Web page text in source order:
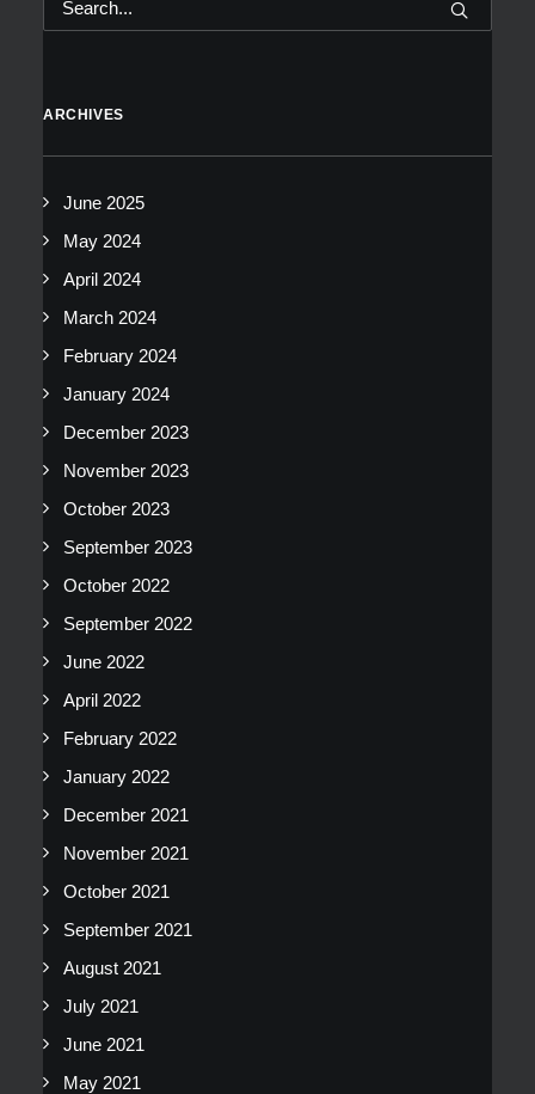
ARCHIVES
June 2025
May 2024
April 2024
March 2024
February 2024
January 2024
December 2023
November 2023
October 2023
September 2023
October 2022
September 2022
June 2022
April 2022
February 2022
January 2022
December 2021
November 2021
October 2021
September 2021
August 2021
July 2021
June 2021
May 2021